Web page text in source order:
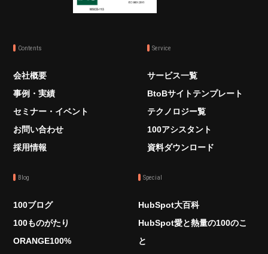
Contents
会社概要
事例・実績
セミナー・イベント
お問い合わせ
採用情報
Service
サービス一覧
BtoBサイトテンプレート
テクノロジー覧
100アシスタント
資料ダウンロード
Blog
100ブログ
100ものがたり
ORANGE100%
Special
HubSpot大百科
HubSpot愛と熱量の100のこ
と